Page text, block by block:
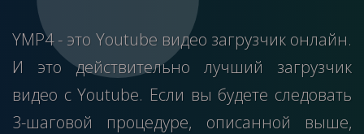
YMP4 - это Youtube видео загрузчик онлайн.
И это действительно лучший загрузчик
видео c Youtube. Если вы будете следовать
3-шаговой процедуре, описанной выше,